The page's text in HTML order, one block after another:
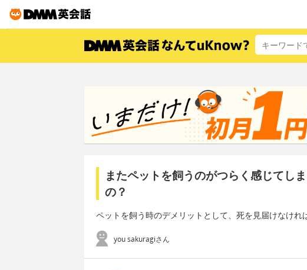
またペットを飼うのがつらく感じてし
の？
ペットを飼う時のデメリットとして、死を見届けなけれ
you sakuragiさん